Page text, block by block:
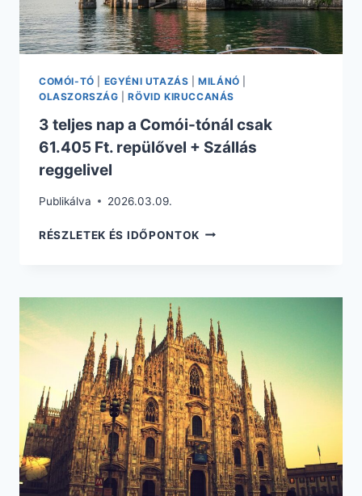
COMÓI-TÓ EGYÉNI UTAZÁS |MILÁNÓ
OLASZORSZÁG |RÖVID KIRUCCANÁS
3 teljes nap a Comói-tónál csak
61.405 Ft. repülővel + Szállás
reggelivel
Publikálva 2026.03.09.
RÉSZLETEK ÉS IDŐPONTOK 3
COMÓI-
TÓNÁL
CSAK
61.405
FT.
REPÜLŐVEL
+
SZÁLLÁS
REGGELIVEL